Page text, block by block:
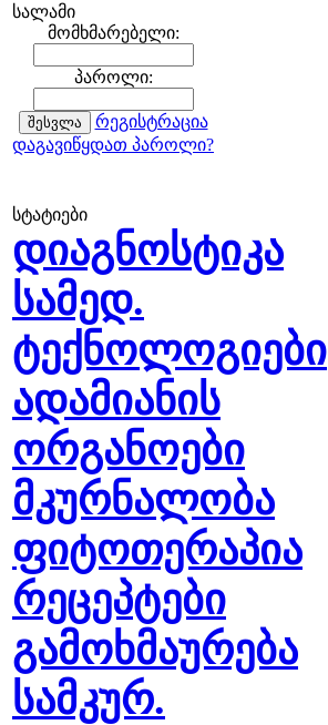
სალამი
მომხმარებელი:
პაროლი:
რეგისტრაცია
დაგავიწყდათ პაროლი?
სტატიები
დიაგნოსტიკა
სამედ.
ტექნოლოგიები
ადამიანის
ორგანოები
მკურნალობა
ფიტოთერაპია
რეცეპტები
გამოხმაურება
სამკურ.